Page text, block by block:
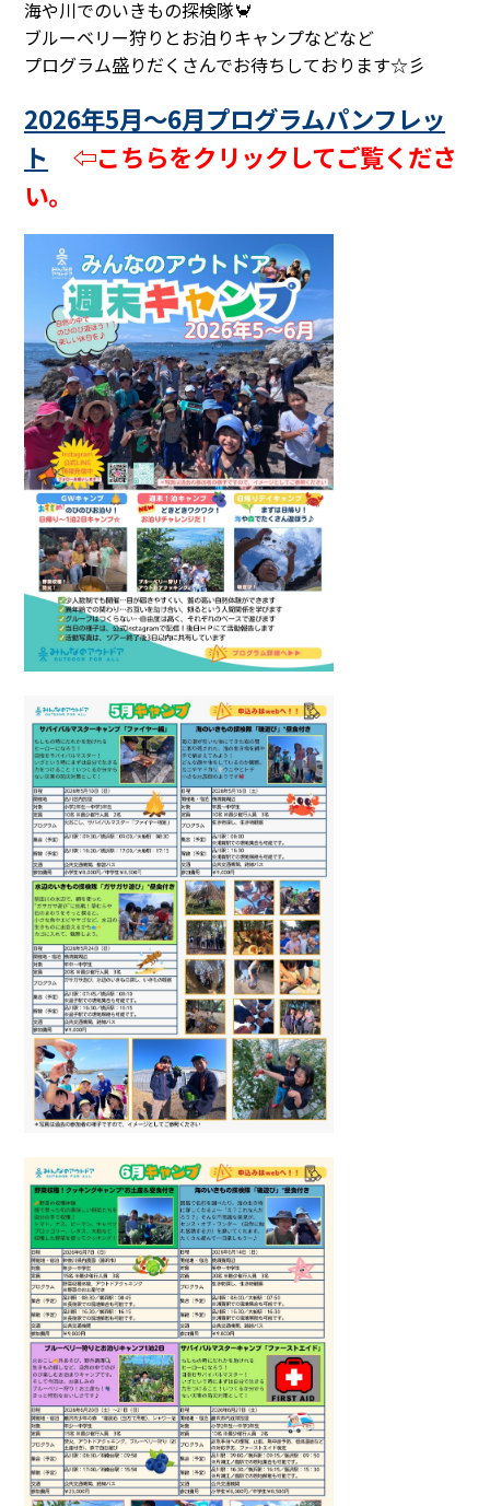
海や川でのいきもの探検隊🦀
ブルーベリー狩りとお泊りキャンプなどなど
プログラム盛りだくさんでお待ちしております☆彡
2026年5月～6月プログラムパンフレッ
ト ⇦こちらをクリックしてご覧くださ
い。